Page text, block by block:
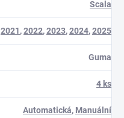
Scala
2021,2022,2023,2024,2025
Guma
4 ks
Automatická, Manuální